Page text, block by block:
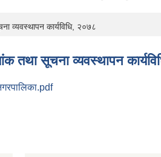
व्यवस्थापन कार्यविधि, २०७८
तथा सूचना व्यवस्थापन